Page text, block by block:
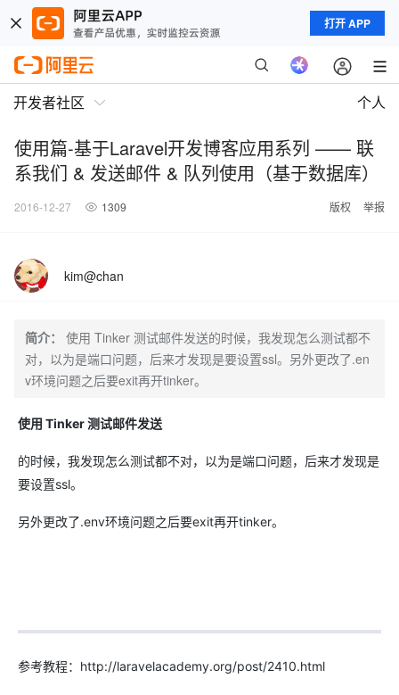
打开 APP
开发者社区 个人
使用篇-基于Laravel开发博客应用系列 —— 联
系我们 & 发送邮件 & 队列使用（基于数据库）
2016-12-27 1309 版权 举报
kim@chan
简介：
使用 Tinker 测试邮件发送的时候，我发现怎么测试都不
对，以为是端口问题，后来才发现是要设置ssl。另外更改了.en
v环境问题之后要exit再开tinker。
使用 Tinker 测试邮件发送
的时候，我发现怎么测试都不对，以为是端口问题，后来才发现是
要设置ssl。
另外更改了.env环境问题之后要exit再开tinker。
参考教程：http://laravelacademy.org/post/2410.html